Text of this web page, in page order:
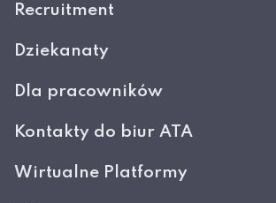
Recruitment
Dziekanaty
Dla pracowników
Kontakty do biur ATA
Wirtualne Platformy